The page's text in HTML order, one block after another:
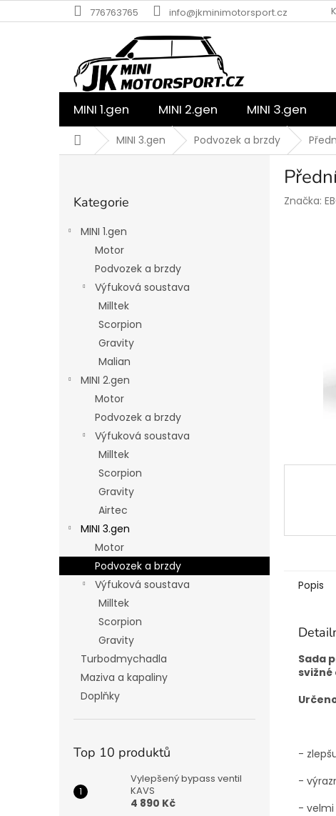
na
776763765 info@jkminimotorsport.cz
MINI 1.gen MINI 2.gen MINI 3.gen
DomůMINI 3.gen Podvozek a brzdy
kategorie
Kategorie
MINI 1.gen
Motor
Podvozek a brzdy
Výfuková soustava
Milltek
Scorpion
Gravity
Malian
MINI 2.gen
Motor
Podvozek a brzdy
Výfuková soustava
Milltek
Scorpion
Gravity
Airtec
MINI 3.gen
Motor
Podvozek a brzdy
Výfuková soustava
Milltek
Scorpion
Gravity
Turbodmychadla
Maziva a kapaliny
Doplňky
Top 10 produktů
Vylepšený bypass ventil
KAVS
4 890 Kč
Značka:
Popis
Sada
svižné
-
-
- velmi